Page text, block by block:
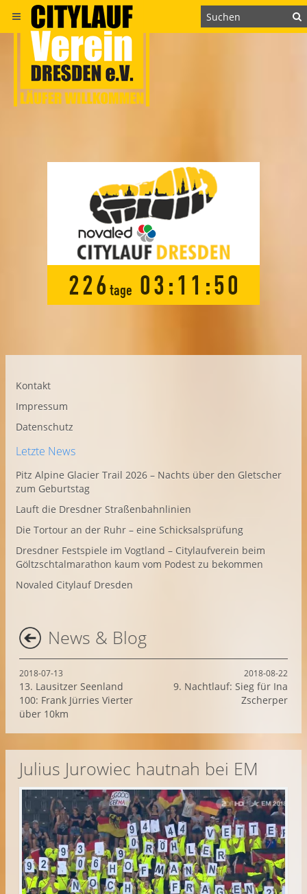
226 tage 03 : 1 1 :49
Kontakt
Impressum
Datenschutz
Letzte News
Pitz Alpine Glacier Trail 2026 – Nachts über den Gletscher
zum Geburtstag
Lauft die Dresdner Straßenbahnlinien
Die Tortour an der Ruhr – eine Schicksalsprüfung
Dresdner Festspiele im Vogtland – Citylaufverein beim
Göltzschtalmarathon kaum vom Podest zu bekommen
Novaled Citylauf Dresden
News & Blog
2018-08-22
9. Nachtlauf: Sieg für Ina
Zscherper
2018-07-13
13. Lausitzer Seenland
100: Frank Jürries Vierter
über 10km
Julius Jurowiec hautnah bei EM